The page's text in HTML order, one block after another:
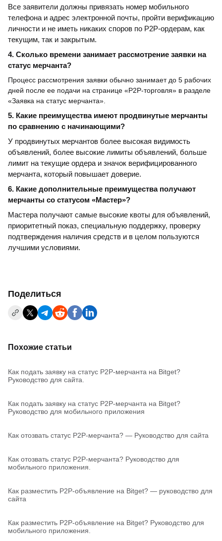
Все заявители должны привязать номер мобильного
телефона и адрес электронной почты, пройти верификацию
личности и не иметь никаких споров по P2P-ордерам, как
текущим, так и закрытым.
4. Сколько времени занимает рассмотрение заявки на
статус мерчанта?
Процесс рассмотрения заявки обычно занимает до 5 рабочих
дней после ее подачи на странице «P2P-торговля» в разделе
«Заявка на статус мерчанта».
5. Какие преимущества имеют продвинутые мерчанты
по сравнению с начинающими?
У продвинутых мерчантов более высокая видимость
объявлений, более высокие лимиты объявлений, больше
лимит на текущие ордера и значок верифицированного
мерчанта, который повышает доверие.
6. Какие дополнительные преимущества получают
мерчанты со статусом «Мастер»?
Мастера получают самые высокие квоты для объявлений,
приоритетный показ, специальную поддержку, проверку
подтверждения наличия средств и в целом пользуются
лучшими условиями.
Поделиться
Похожие статьи
Как подать заявку на статус P2P-мерчанта на Bitget?
Руководство для сайта.
Как подать заявку на статус P2P-мерчанта на Bitget?
Руководство для мобильного приложения
Как отозвать статус P2P-мерчанта? — Руководство для сайта
Как отозвать статус P2P-мерчанта? Руководство для
мобильного приложения.
Как разместить P2P-объявление на Bitget? — руководство для
сайта
Как разместить P2P-объявление на Bitget? Руководство для
мобильного приложения.